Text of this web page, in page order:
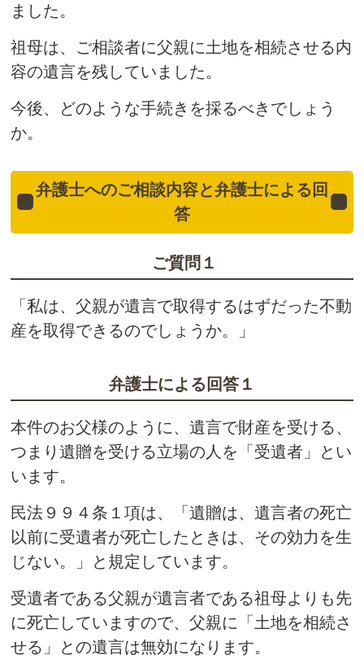
ました。
祖母は、ご相談者に父親に土地を相続させる内
容の遺言を残していました。
今後、どのような手続きを採るべきでしょう
か。
弁護士へのご相談内容と弁護士による回
答
ご質問１
「私は、父親が遺言で取得するはずだった不動
産を取得できるのでしょうか。」
弁護士による回答１
本件のお父様のように、遺言で財産を受ける、
つまり遺贈を受ける立場の人を「受遺者」とい
います。
民法９９４条１項は、「遺贈は、遺言者の死亡
以前に受遺者が死亡したときは、その効力を生
じない。」と規定しています。
受遺者である父親が遺言者である祖母よりも先
に死亡していますので、父親に「土地を相続さ
せる」との遺言は無効になります。